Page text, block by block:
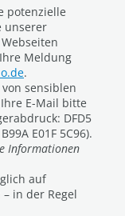
potenzielle
unserer
Meldung
.
sensiblen
E-Mail bitte
DFD5
E01F 5C96).
Informationen
auf
in der Regel